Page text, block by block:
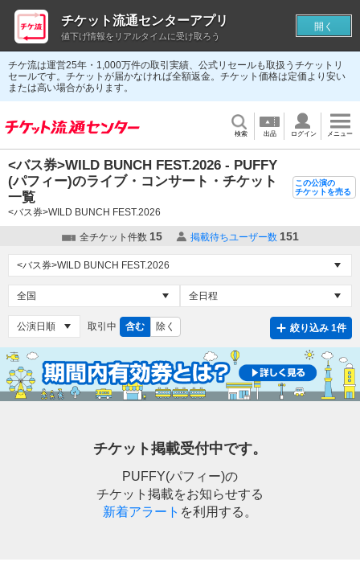
チケ流は運営25年・1,000万件の取引実績、公式リセールも取扱うチケットリ
セールです。チケットが届かなければ全額返金。チケット価格は定価より安い
または高い場合があります。
検索 出品 ログイン メニュー
<バス券>WILD BUNCH FEST.2026 - PUFFY
(パフィー)のライブ・コンサート・チケット
一覧
<バス券>WILD BUNCH FEST.2026
この公演の
チケットを売る
全チケット件数 15 掲載待ちユーザー数 151
取引中 含む 除く 絞り込み 1件
チケット掲載受付中です。
PUFFY(パフィー)の
チケット掲載をお知らせする
新着アラート を利用する。
チケット流通センターアプリ
値下げ情報をリアルタイムに受け取ろう
開く